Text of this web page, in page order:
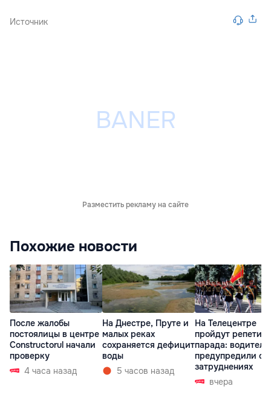
Источник
Разместить рекламу на сайте
Похожие новости
После жалобы
постоялицы в центре
Constructorul начали
проверку
4 часа назад
На Днестре, Пруте и
малых реках
сохраняется дефицит
воды
5 часов назад
На Телецентре
пройдут
парада:
предупредили о
затруднениях
вчера